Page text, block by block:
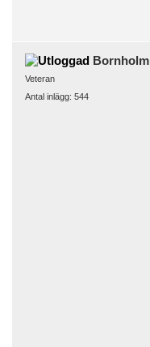
Bornholm
Veteran
Antal inlägg: 544